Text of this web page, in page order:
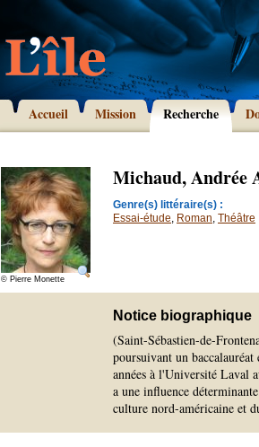
Accueil Mission Recherche
© Pierre Monette
Michaud, Andrée
Genre(s) littéraire(s) :
Essai-étude, Roman, Théâtre
Notice biographique
(Saint-Sébastien-de-
poursuivant un
années à l'Université Laval
a une influence
culture nord-américaine et